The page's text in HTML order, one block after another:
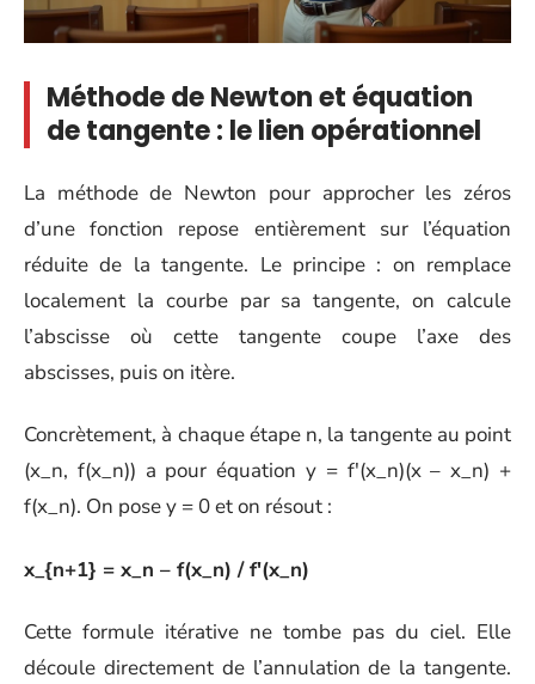
Méthode de Newton et équation
de tangente : le lien opérationnel
La méthode de Newton pour approcher les zéros
d’une fonction repose entièrement sur l’équation
réduite de la tangente. Le principe : on remplace
localement la courbe par sa tangente, on calcule
l’abscisse où cette tangente coupe l’axe des
abscisses, puis on itère.
Concrètement, à chaque étape n, la tangente au point
(x_n, f(x_n)) a pour équation y = f'(x_n)(x – x_n) +
f(x_n). On pose y = 0 et on résout :
x_{n+1} = x_n – f(x_n) / f'(x_n)
Cette formule itérative ne tombe pas du ciel. Elle
découle directement de l’annulation de la tangente.